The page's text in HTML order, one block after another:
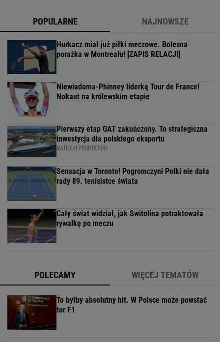
POPULARNE NAJNOWSZE
Hurkacz miał już piłki meczowe. Bolesna
porażka w Montrealu! [ZAPIS RELACJI]
Niewiadoma-Phinney liderką Tour de France!
Nokaut na królewskim etapie
Pierwszy etap GAT zakończony. To strategiczna
inwestycja dla polskiego eksportu
MATERIAŁ PROMOCYJNY
Sensacja w Toronto! Pogromczyni Polki nie dała
rady 89. tenisistce świata
Cały świat widział, jak Switolina potraktowała
rywalkę po meczu
POLECAMY WIĘCEJ TEMATÓW
To byłby absolutny hit. W Polsce może powstać
tor F1